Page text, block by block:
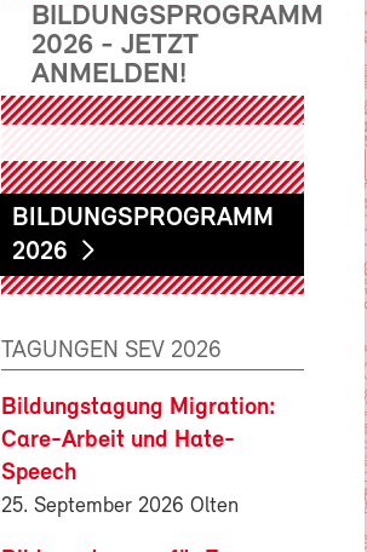
BILDUNGSPROGRAMM
2026 - JETZT
ANMELDEN!
BILDUNGSPROGRAMM
2026
TAGUNGEN SEV 2026
Bildungstagung Migration:
Care-Arbeit und Hate-
Speech
25. September 2026 Olten